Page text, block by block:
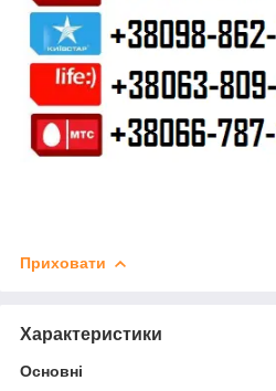
Приховати
Характеристики
Основні